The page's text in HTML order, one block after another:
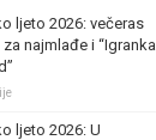
ljeto 2026: večeras
najmlađe i “Igranka
ljeto 2026: U